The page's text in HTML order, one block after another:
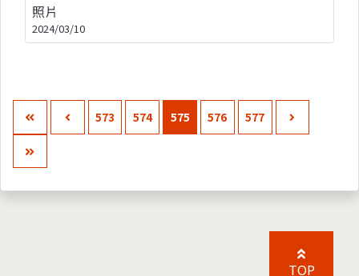
照片
2024/03/10
573 574 575 576 577
TOP